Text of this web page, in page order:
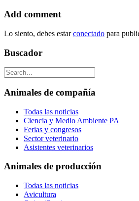
Add comment
Lo siento, debes estarconectado para
Buscador
Animales de compañía
Todas las noticias
Ciencia y Medio Ambiente PA
Ferias y congresos
Sector veterinario
Asistentes veterinarios
Animales de producción
Todas las noticias
Avicultura